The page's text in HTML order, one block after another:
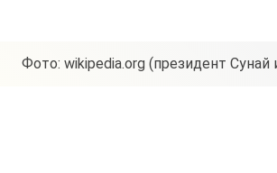
Фото: wikipedia.org (президент